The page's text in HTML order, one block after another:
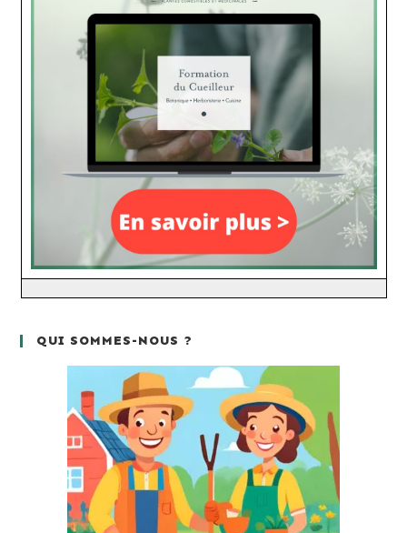
QUI SOMMES-NOUS ?